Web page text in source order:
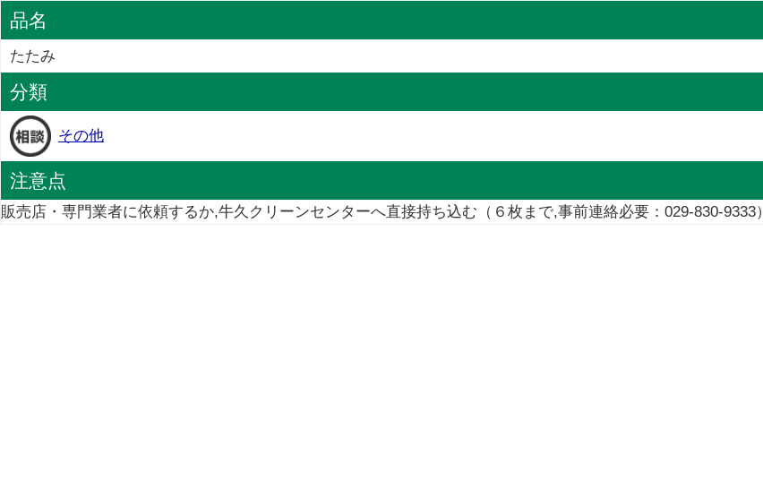
品名
たたみ
分類
その他
注意点
販売店・専門業者に依頼するか,牛久クリーンセンターへ直接持ち込む（６枚まで,事前連絡必要：029-830-9333）